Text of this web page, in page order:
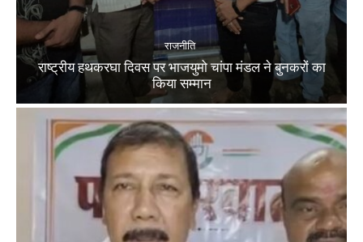
राजनीति
राष्ट्रीय हथकरघा दिवस पर भाजयुमो चांपा मंडल ने बुनकरों का
किया सम्मान